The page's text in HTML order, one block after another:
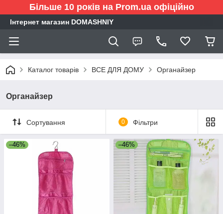
Більше 10 років на Prom.ua офіційно
Інтернет магазин DOMASHNIY
Каталог товарів ВСЕ ДЛЯ ДОМУ Органайзер
Органайзер
Сортування 0 Фільтри
–46% –46%